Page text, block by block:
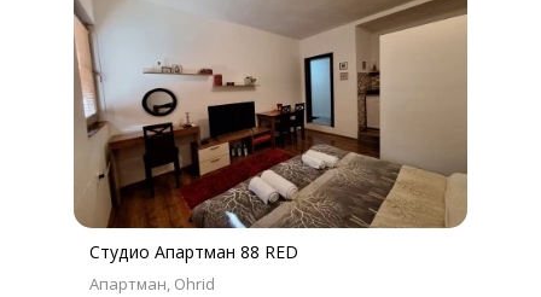
Студио Апартман 88 RED
Апартман Ohrid